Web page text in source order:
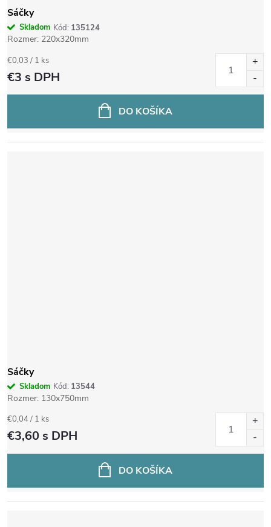
Sáčky
Skladom Kód: 135124
Rozmer: 220x320mm
€3 s DPH
Jednotková
cena:
€0,03 / 1 ks
DO KOŠÍKA
Sáčky
Skladom Kód: 13544
Rozmer: 130x750mm
€3,60s DPH
Jednotková
cena:
€0,04 / 1 ks
DO KOŠÍKA